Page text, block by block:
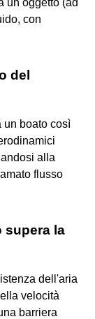
con
del
un boato così
alla
flusso
supera la
dell'aria
velocità
barriera